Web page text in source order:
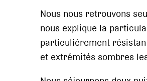
Nous nous retrouvons
nous explique la
particulièrement
et extrémités sombres